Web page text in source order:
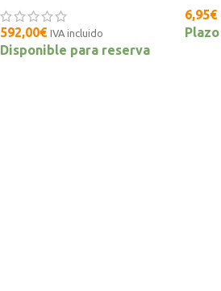
592,00€ IVA incluido
Disponible para reserva
6,95€